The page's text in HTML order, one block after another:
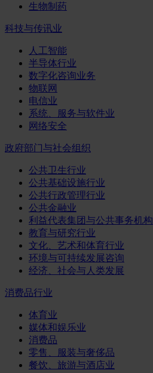
生物制药
科技与传讯业
人工智能
半导体行业
数字化咨询业务
物联网
电信业
系统、服务与软件业
网络安全
政府部门与社会组织
公共卫生行业
公共基础设施行业
公共行政管理行业
公共金融业
利益代表集团与公共事务机构
教育与研究行业
文化、艺术和体育行业
环境与可持续发展咨询
经济、社会与人类发展
消费品行业
体育业
媒体和娱乐业
消费品
零售、服装与奢侈品
餐饮、旅游与酒店业